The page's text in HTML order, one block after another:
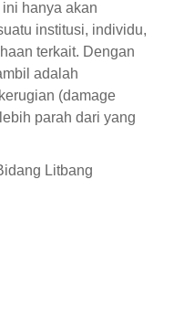
hanya akan
institusi, individu,
terkait. Dengan
adalah
(damage
parah dari yang
Litbang